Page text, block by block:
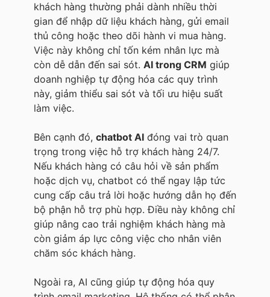
khách hàng thường phải dành nhiều thời
gian để nhập dữ liệu khách hàng, gửi email
thủ công hoặc theo dõi hành vi mua hàng.
Việc này không chỉ tốn kém nhân lực mà
còn dễ dẫn đến sai sót. AI trong CRM giúp
doanh nghiệp tự động hóa các quy trình
này, giảm thiểu sai sót và tối ưu hiệu suất
làm việc.
Bên cạnh đó, chatbot AI đóng vai trò quan
trọng trong việc hỗ trợ khách hàng 24/7.
Nếu khách hàng có câu hỏi về sản phẩm
hoặc dịch vụ, chatbot có thể ngay lập tức
cung cấp câu trả lời hoặc hướng dẫn họ đến
bộ phận hỗ trợ phù hợp. Điều này không chỉ
giúp nâng cao trải nghiệm khách hàng mà
còn giảm áp lực công việc cho nhân viên
chăm sóc khách hàng.
Ngoài ra, AI cũng giúp tự động hóa quy